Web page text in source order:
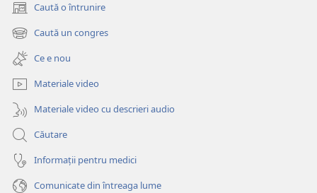
Caută o întrunire
(se
deschide
o
fereastră
nouă)
Caută un congres
(se
deschide
o
fereastră
nouă)
Ce e nou
Materiale video
Materiale video cu descrieri audio
Căutare
Informații pentru medici
Comunicate din întreaga lume